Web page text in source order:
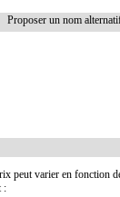
Proposer un nom
peut varier en
: